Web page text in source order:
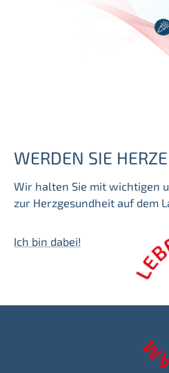
WERDEN SIE
Wir halten Sie mit wichtigen
zur Herzgesundheit auf dem
Ich bin dabei!